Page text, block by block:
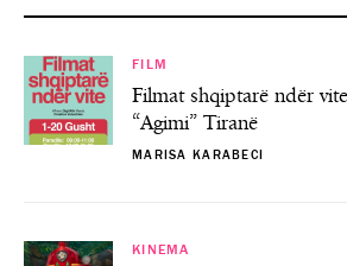
FILM
Filmat shqiptarë ndër
“Agimi” Tiranë
MARISA KARABECI
KINEMA